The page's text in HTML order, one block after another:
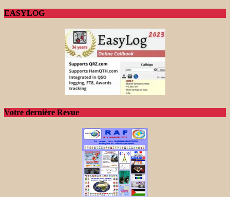
EASYLOG
Votre dernière Revue